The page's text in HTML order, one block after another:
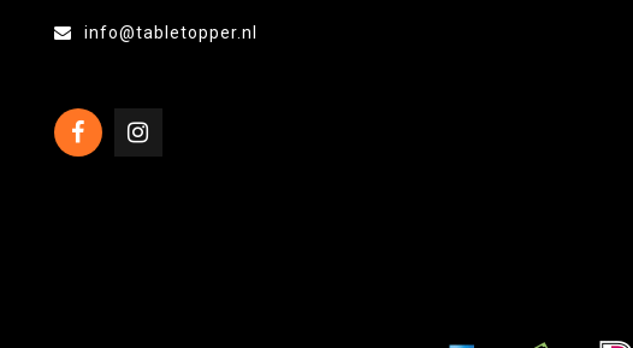
info@tabletopper.nl